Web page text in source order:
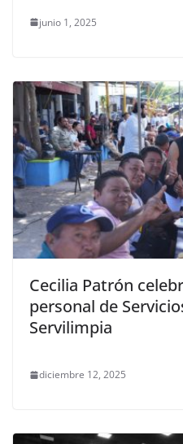
junio 1, 2025
Cecilia Patrón
personal de
Servilimpia
diciembre 12, 2025